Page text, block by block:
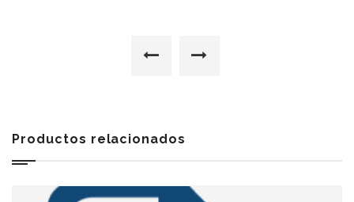
Productos relacionados